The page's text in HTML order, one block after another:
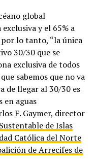
global
y el 65% a
lo tanto, “la única
30/30 que se
exclusiva de todos
sabemos que no va
de llegar al 30/30 es
en aguas
F. Gaymer, director
de Islas
Católica del Norte
de Arrecifes de